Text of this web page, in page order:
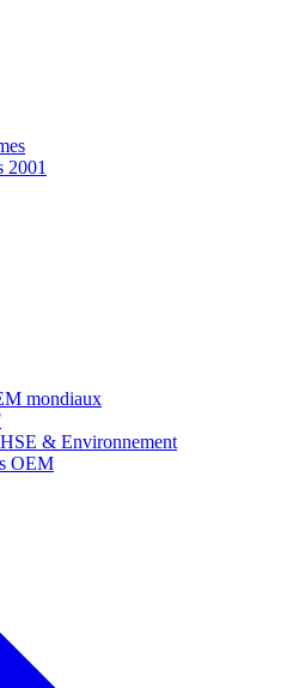
2001
mondiaux
HSE & Environnement
OEM